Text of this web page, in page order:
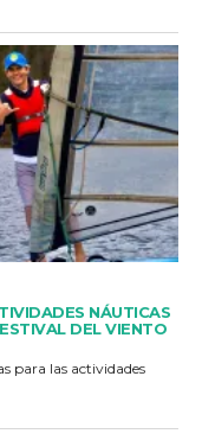
NÁUTICAS
DEL VIENTO
para las actividades